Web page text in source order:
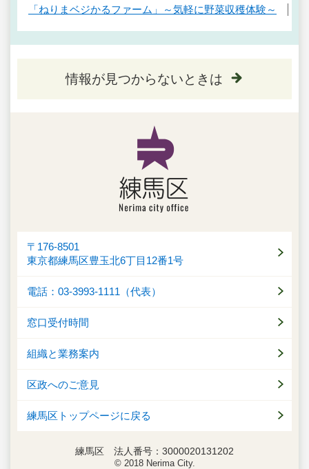
「ねりまベジかるファーム」～気軽に野菜収穫体験～
情報が見つからないときは
〒176-8501
東京都練馬区豊玉北6丁目12番1号
電話：03-3993-1111（代表）
窓口受付時間
組織と業務案内
区政へのご意見
練馬区トップページに戻る
練馬区 法人番号：3000020131202
© 2018 Nerima City.